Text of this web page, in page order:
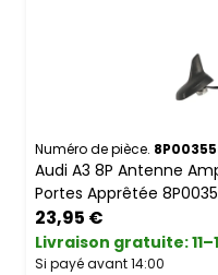
Numéro de pièce.
Audi A3 8P Antenne
Portes Apprêtée
23,95 €
Livraison gratuite:
Si payé avant 14:00